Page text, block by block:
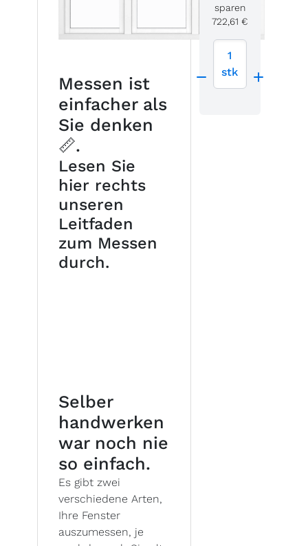
Messen ist
einfacher als
Sie denken
📏.
Lesen Sie
hier rechts
unseren
Leitfaden
zum Messen
durch.
Selber
handwerken
war noch nie
so einfach.
Es gibt zwei
verschiedene Arten,
Ihre Fenster
auszumessen, je
sparen
722,61 €
1
stk